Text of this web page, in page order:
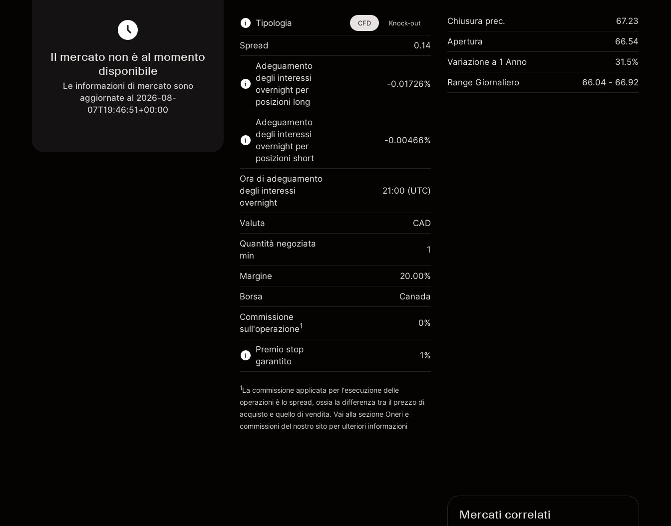
Il mercato non è al momento
disponibile
Le informazioni di mercato sono
aggiornate al 2026-08-
07T19:46:51+00:00
Tipologia
Questo strumento finanziario è disponibile per
il trading di CFD e knock-out.
Scopri di più su:
CFD
Knock-out
CFD Knock-out
Spread 0.14
Adeguamento
degli interessi
overnight per
posizioni long
Margine. Il tuo
investimento
CA$1,000.00
Oneri per l'intero valore della
posizione
-0.01726
Dimensione dell'operazione a leva
~CA$5,000.00
Vai alla piattaforma
-0.01726%
Adeguamento
degli interessi
overnight per
posizioni short
Margine. Il tuo
CA$1,000.00
Adeguamento
finanziamento overnight
posizione
-0.004658
(-CA$0.23)
Dimensione dell'operazione a leva
~CA$5,000.00
Denaro da leva ~
-0.00466%
Ora di adeguamento
degli interessi
overnight
21:00 (UTC)
Valuta CAD
Quantità negoziata
min
1
Margine 20.00%
Borsa Canada
Commissione
sull'operazione1 0%
Premio stop
garantito
1%
1La commissione applicata per l'esecuzione delle
operazioni è lo spread, ossia la differenza tra il prezzo di
acquisto e quello di vendita. Vai alla sezione Oneri e
commissioni del nostro sito per ulteriori informazioni
Chiusura prec. 67.23
Apertura 66.54
Variazione a 1 Anno 31.5%
Range Giornaliero 66.04 - 66.92
Mercati correlati